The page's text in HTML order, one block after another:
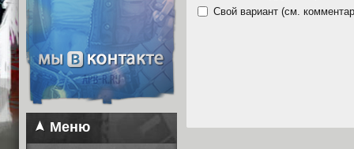
Меню
Свой вариант (см.